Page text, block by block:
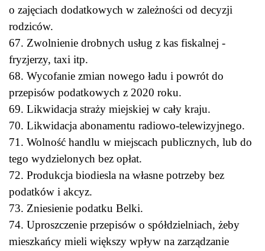
o zajęciach dodatkowych w zależności od decyzji
rodziców.
67. Zwolnienie drobnych usług z kas fiskalnej -
fryzjerzy, taxi itp.
68. Wycofanie zmian nowego ładu i powrót do
przepisów podatkowych z 2020 roku.
69. Likwidacja straży miejskiej w cały kraju.
70. Likwidacja abonamentu radiowo-telewizyjnego.
71. Wolność handlu w miejscach publicznych, lub do
tego wydzielonych bez opłat.
72. Produkcja biodiesla na własne potrzeby bez
podatków i akcyz.
73. Zniesienie podatku Belki.
74. Uproszczenie przepisów o spółdzielniach, żeby
mieszkańcy mieli większy wpływ na zarządzanie